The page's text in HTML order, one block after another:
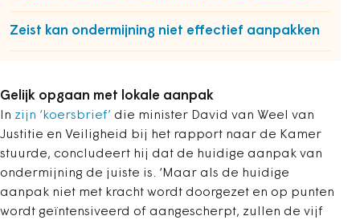
Zeist kan ondermijning niet effectief aanpakken
Gelijk opgaan met lokale aanpak
In zijn ‘koersbrief’ die minister David van Weel van
Justitie en Veiligheid bij het rapport naar de Kamer
stuurde, concludeert hij dat de huidige aanpak van
ondermijning de juiste is. ‘Maar als de huidige
aanpak niet met kracht wordt doorgezet en op punten
wordt geïntensiveerd of aangescherpt, zullen de vijf